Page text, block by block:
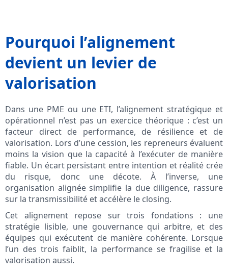
Pourquoi l’alignement
devient un levier de
valorisation
Dans une PME ou une ETI, l’alignement stratégique et
opérationnel n’est pas un exercice théorique : c’est un
facteur direct de performance, de résilience et de
valorisation. Lors d’une cession, les repreneurs évaluent
moins la vision que la capacité à l’exécuter de manière
fiable. Un écart persistant entre intention et réalité crée
du risque, donc une décote. À l’inverse, une
organisation alignée simplifie la due diligence, rassure
sur la transmissibilité et accélère le closing.
Cet alignement repose sur trois fondations : une
stratégie lisible, une gouvernance qui arbitre, et des
équipes qui exécutent de manière cohérente. Lorsque
l’un des trois faiblit, la performance se fragilise et la
valorisation aussi.